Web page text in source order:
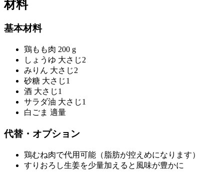
材料
基本材料
鶏もも肉 200 g
しょうゆ 大さじ2
みりん 大さじ2
砂糖 大さじ1
酒 大さじ1
サラダ油 大さじ1
白ごま 適量
代替・オプション
鶏むね肉で代用可能（脂肪が控えめになります）
すりおろし生姜を少量加えると風味が豊かに